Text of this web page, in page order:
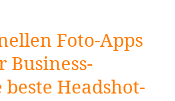
Foto-Apps
beste Headshot-